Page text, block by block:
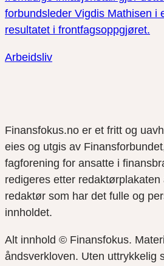
forbundsleder Vigdis Mathisen i
resultatet i frontfagsoppgjøret.
Arbeidsliv
Finansfokus.no er et fritt og
eies og utgis av
fagforening for ansatte i
redigeres etter redaktørplakaten
redaktør som har det fulle og
innholdet.
Alt innhold © Finansfokus.
åndsverkloven. Uten uttrykkelig